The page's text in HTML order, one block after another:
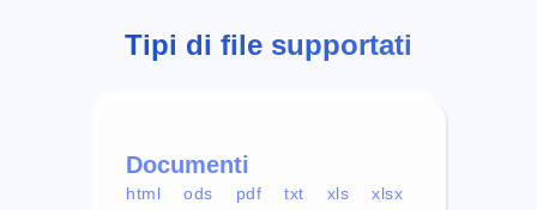
Tipi di file supportati
Documenti
html ods pdf txt xls
xlsx